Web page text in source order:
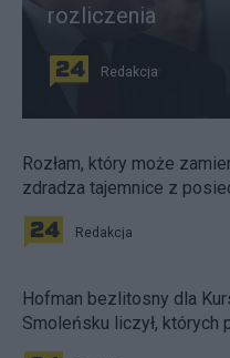
rozliczenia
Redakcja
Rozłam, który może
zdradza tajemnice z
Redakcja
Hofman bezlitosny dla
Smoleńsku liczył, których